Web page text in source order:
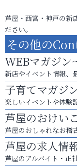
芦屋・西宮・神戸の新
ださい。
その他の
WEBマガジン
新店やイベント情報、
子育てマガジ
楽しいイベントや体験
芦屋のおけい
芦屋のおしゃれなお稽
芦屋の求人情
芦屋のアルバイト・正